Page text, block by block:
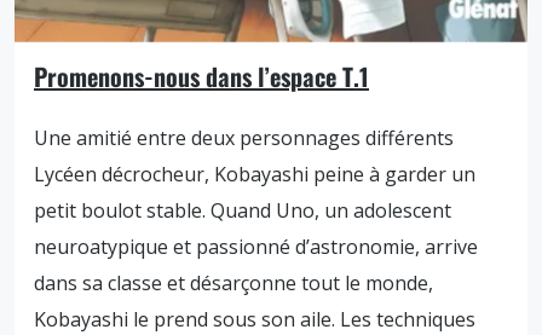
Promenons-nous dans l’espace T.1
Une amitié entre deux personnages différents
Lycéen décrocheur, Kobayashi peine à garder un
petit boulot stable. Quand Uno, un adolescent
neuroatypique et passionné d’astronomie, arrive
dans sa classe et désarçonne tout le monde,
Kobayashi le prend sous son aile. Les techniques